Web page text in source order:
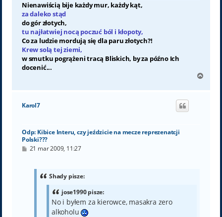
Nienawiścią bije każdy mur, każdy kąt,
za daleko stąd
do gór złotych,
tu najłatwiej nocą poczuć ból i kłopoty,
Co za ludzie mordują się dla paru złotych?!
Krew solą tej ziemi,
w smutku pogrążeni tracą Bliskich, by za późno Ich
docenić...
g
Karol7
Odp: Kibice Interu, czy jeździcie na mecze reprezenatcji
Polski???
P21 mar 2009, 11:27
Shady pisze:
jose1990 pisze:
No i byłem za kierowce, masakra zero
alkoholu